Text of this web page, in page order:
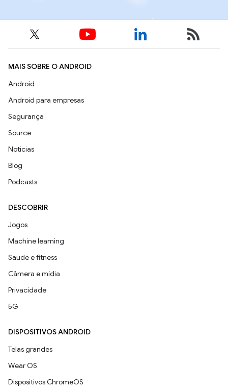
MAIS SOBRE O ANDROID
Android
Android para empresas
Segurança
Source
Notícias
Blog
Podcasts
DESCOBRIR
Jogos
Machine learning
Saúde e fitness
Câmera e mídia
Privacidade
5G
DISPOSITIVOS ANDROID
Telas grandes
Wear OS
Dispositivos ChromeOS